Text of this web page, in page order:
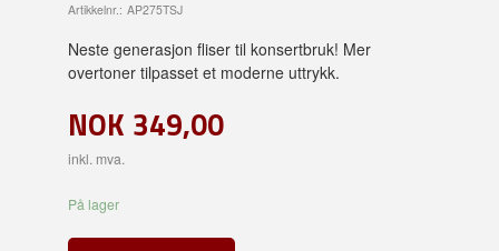
Artikkelnr.: AP275TSJ
Neste generasjon fliser til konsertbruk! Mer
overtoner tilpasset et moderne uttrykk.
NOK 349,00
inkl. mva.
På lager